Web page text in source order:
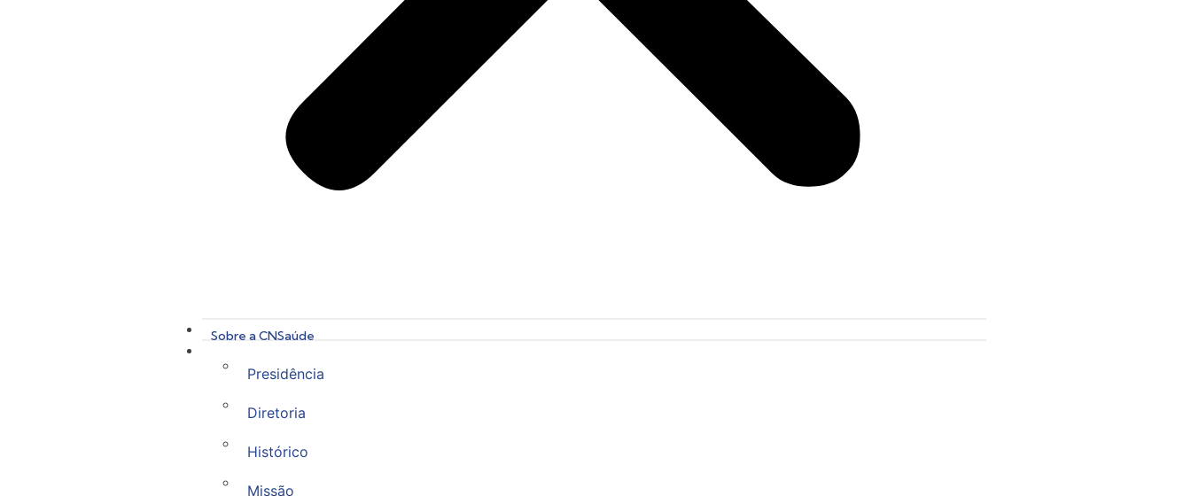
Sobre a CNSaúde
Presidência
Diretoria
Histórico
Missão